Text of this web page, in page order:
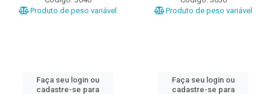
Produto de peso variável
Faça seu login ou
cadastre-se para
Produto de peso variável
Faça seu login ou
cadastre-se para